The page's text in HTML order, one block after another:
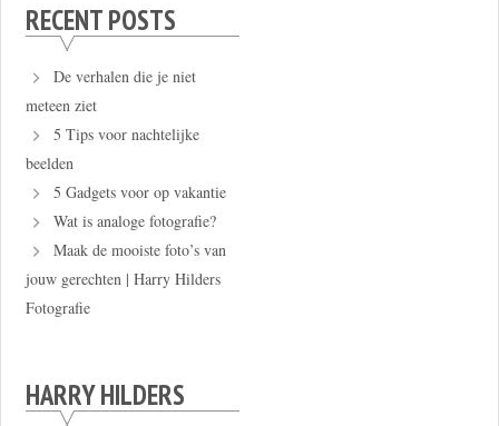
RECENT POSTS
De verhalen die je niet
meteen ziet
5 Tips voor nachtelijke
beelden
5 Gadgets voor op vakantie
Wat is analoge fotografie?
Maak de mooiste foto’s van
jouw gerechten | Harry Hilders
Fotografie
HARRY HILDERS